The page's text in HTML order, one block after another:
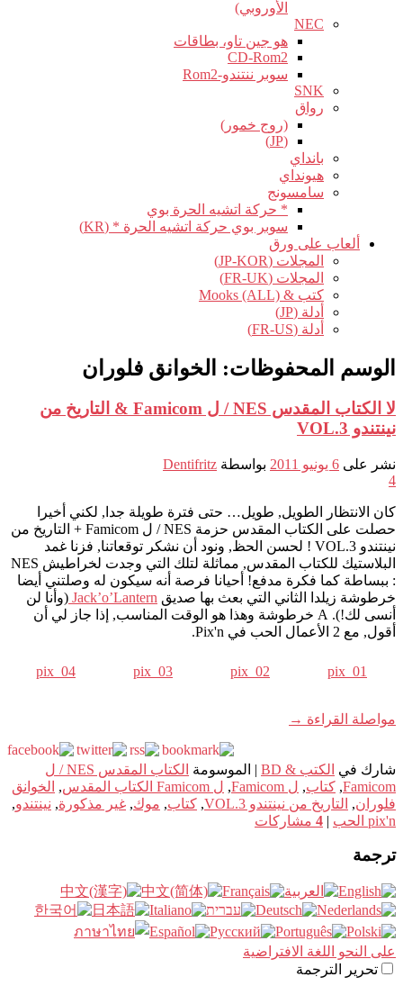
الأوروبي)
NEC
هو جين تاو، بطاقات
CD-Rom2
سوبر ننتندو-Rom2
SNK
رواق
(روج خمور)
(JP)
بانداي
هيونداي
سامسونج
* حركة اتشيه الحرة بوي
سوبر بوي حركة اتشيه الحرة * (KR)
ألعاب على ورق
المجلات (JP-KOR)
المجلات (FR-UK)
كتب & Mooks (ALL)
أدلة (JP)
أدلة (FR-US)
الوسم المحفوظات: الخوانق فلوران
لا الكتاب المقدس NES / ل Famicom & التاريخ من
نينتندو VOL.3
نشر على 6 يونيو 2011 بواسطة Dentifritz
4
كان الانتظار الطويل, طويل… حتى فترة طويلة جدا, لكني أخيرا
حصلت على الكتاب المقدس حزمة NES / ل Famicom + التاريخ من
نينتندو VOL.3 ! لحسن الحظ, ونود أن نشكر توقعاتنا, فزنا غمد
البلاستيك للكتاب المقدس, مماثلة لتلك التي وجدت لخراطيش NES
: ببساطة كما فكرة مدفع! أحيانا فرصة أنه سيكون له وصلتني أيضا
خرطوشة زيلدا الثاني التي بعث بها صديق Jack’o’Lantern (وأنا لن
أنسى لك!). A خرطوشة وهذا هو الوقت المناسب, إذا جاز لي أن
أقول, مع 2 الأعمال الحب في Pix'n.
pix_01
pix_02
pix_03
pix_04
مواصلة القراءة →
شارك في الكتب & BD | الموسومة
الكتاب المقدس NES / ل
Famicom
, كتاب, ل Famicom , ل Famicom الكتاب المقدس , الخوانق
فلوران, التاريخ من نينتندو VOL.3 , كتاب, موك, غير مذكورة, نينتندو,
pix'n الحب
|
4 مشاركات
ترجمة
على النحو اللغة الافتراضية
تحرير الترجمة